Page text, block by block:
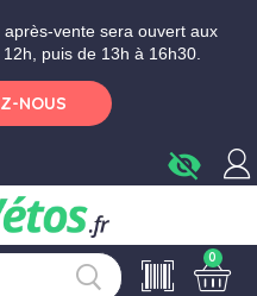
vente sera ouvert aux
puis de 13h à 16h30.
NOUS
visibility_off
0